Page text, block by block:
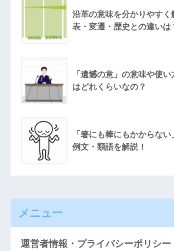
沿革の意味を分かりやすく
表・変遷・歴史との違いは
「遺憾の意」の意味や使
はどれくらいなの？
「箸にも棒にもかからな
例文・類語を解説！
メニュー
運営者情報・プライバシーポリシー